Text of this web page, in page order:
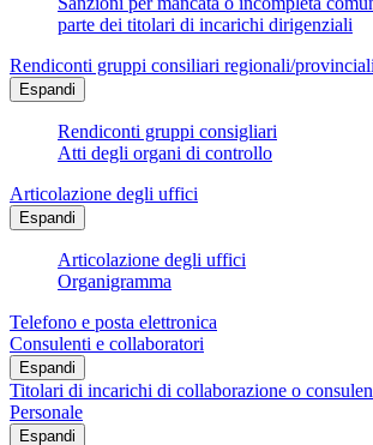
parte dei titolari di incarichi dirigenziali
Rendiconti gruppi consiliari regionali/provinciali
Espandi
Rendiconti gruppi consigliari
Atti degli organi di controllo
Articolazione degli uffici
Espandi
Articolazione degli uffici
Organigramma
Telefono e posta elettronica
Consulenti e collaboratori
Espandi
Titolari di incarichi di collaborazione o
Personale
Espandi